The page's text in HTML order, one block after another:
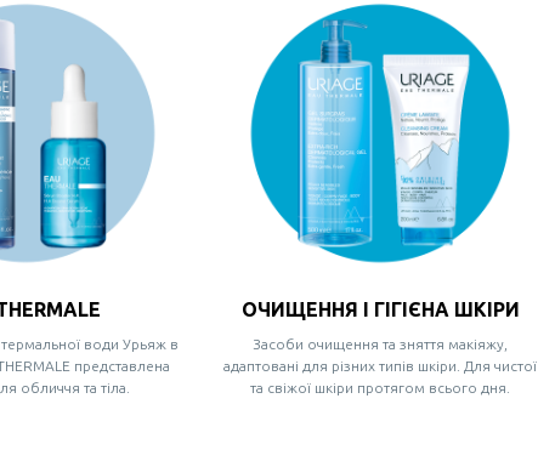
води Урьяж в
представлена
обличчя та тіла.
ОЧИЩЕННЯ І ГІГІЄНА ШКІРИ
Засоби очищення та зняття макіяжу,
адаптовані для різних типів шкіри. Для чистої
та свіжої шкіри протягом всього дня.